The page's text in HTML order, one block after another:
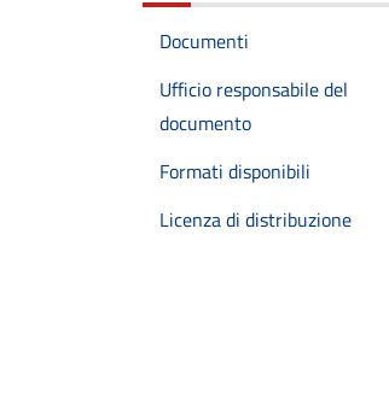
Documenti
Ufficio responsabile del
documento
Formati disponibili
Licenza di distribuzione